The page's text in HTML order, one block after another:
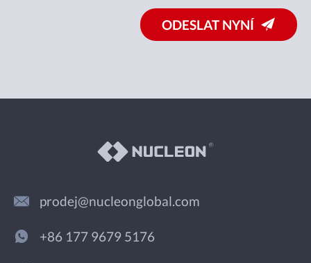
ODESLAT NYNÍ
prodej@nucleonglobal.com
+86 177 9679 5176